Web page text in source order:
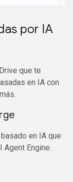
por IA
que te
en IA con
en IA que
Agent Engine.